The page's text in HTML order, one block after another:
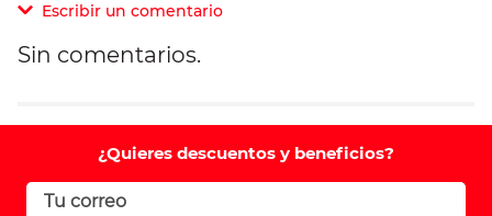
Escribir un comentario
Comentario
Sin comentarios.
¿Quieres descuentos y beneficios?